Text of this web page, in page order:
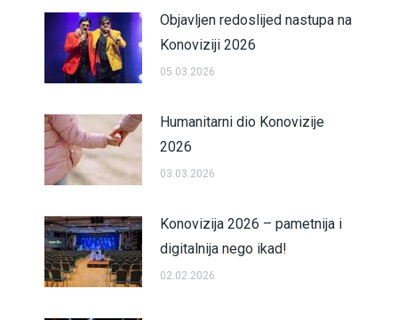
Objavljen redoslijed nastupa na
Konoviziji 2026
05.03.2026
Humanitarni dio Konovizije
2026
03.03.2026
Konovizija 2026 – pametnija i
digitalnija nego ikad!
02.02.2026